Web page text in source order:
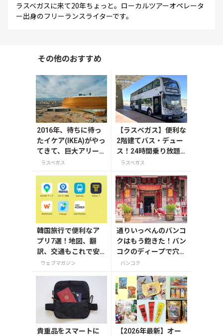
ラスベガスに来て20年ちょっと。ローカルツアーオペレータ
ー出身のフリーランスライターです。
その他のおすすめ
2016年、待ちに待っ
たイケア(IKEA)がやっ
てきて、巨大アリーナ
も堂々オープン!
ラスベガス
【ラスベガス】便利な
2階建てバス・デュー
ス！24時間乗り放題
パスも
ラスベガス
韓国旅行で便利なア
プリ7選！地図、翻
訳、交通もこれで安
心ウェブマガジン
通りいっぺんのバンコ
クはもう飽きた！バン
コクのディープで穴場
のおすすめスポットは
バンコク
貴重品をスマートに
【2026年最新】オー